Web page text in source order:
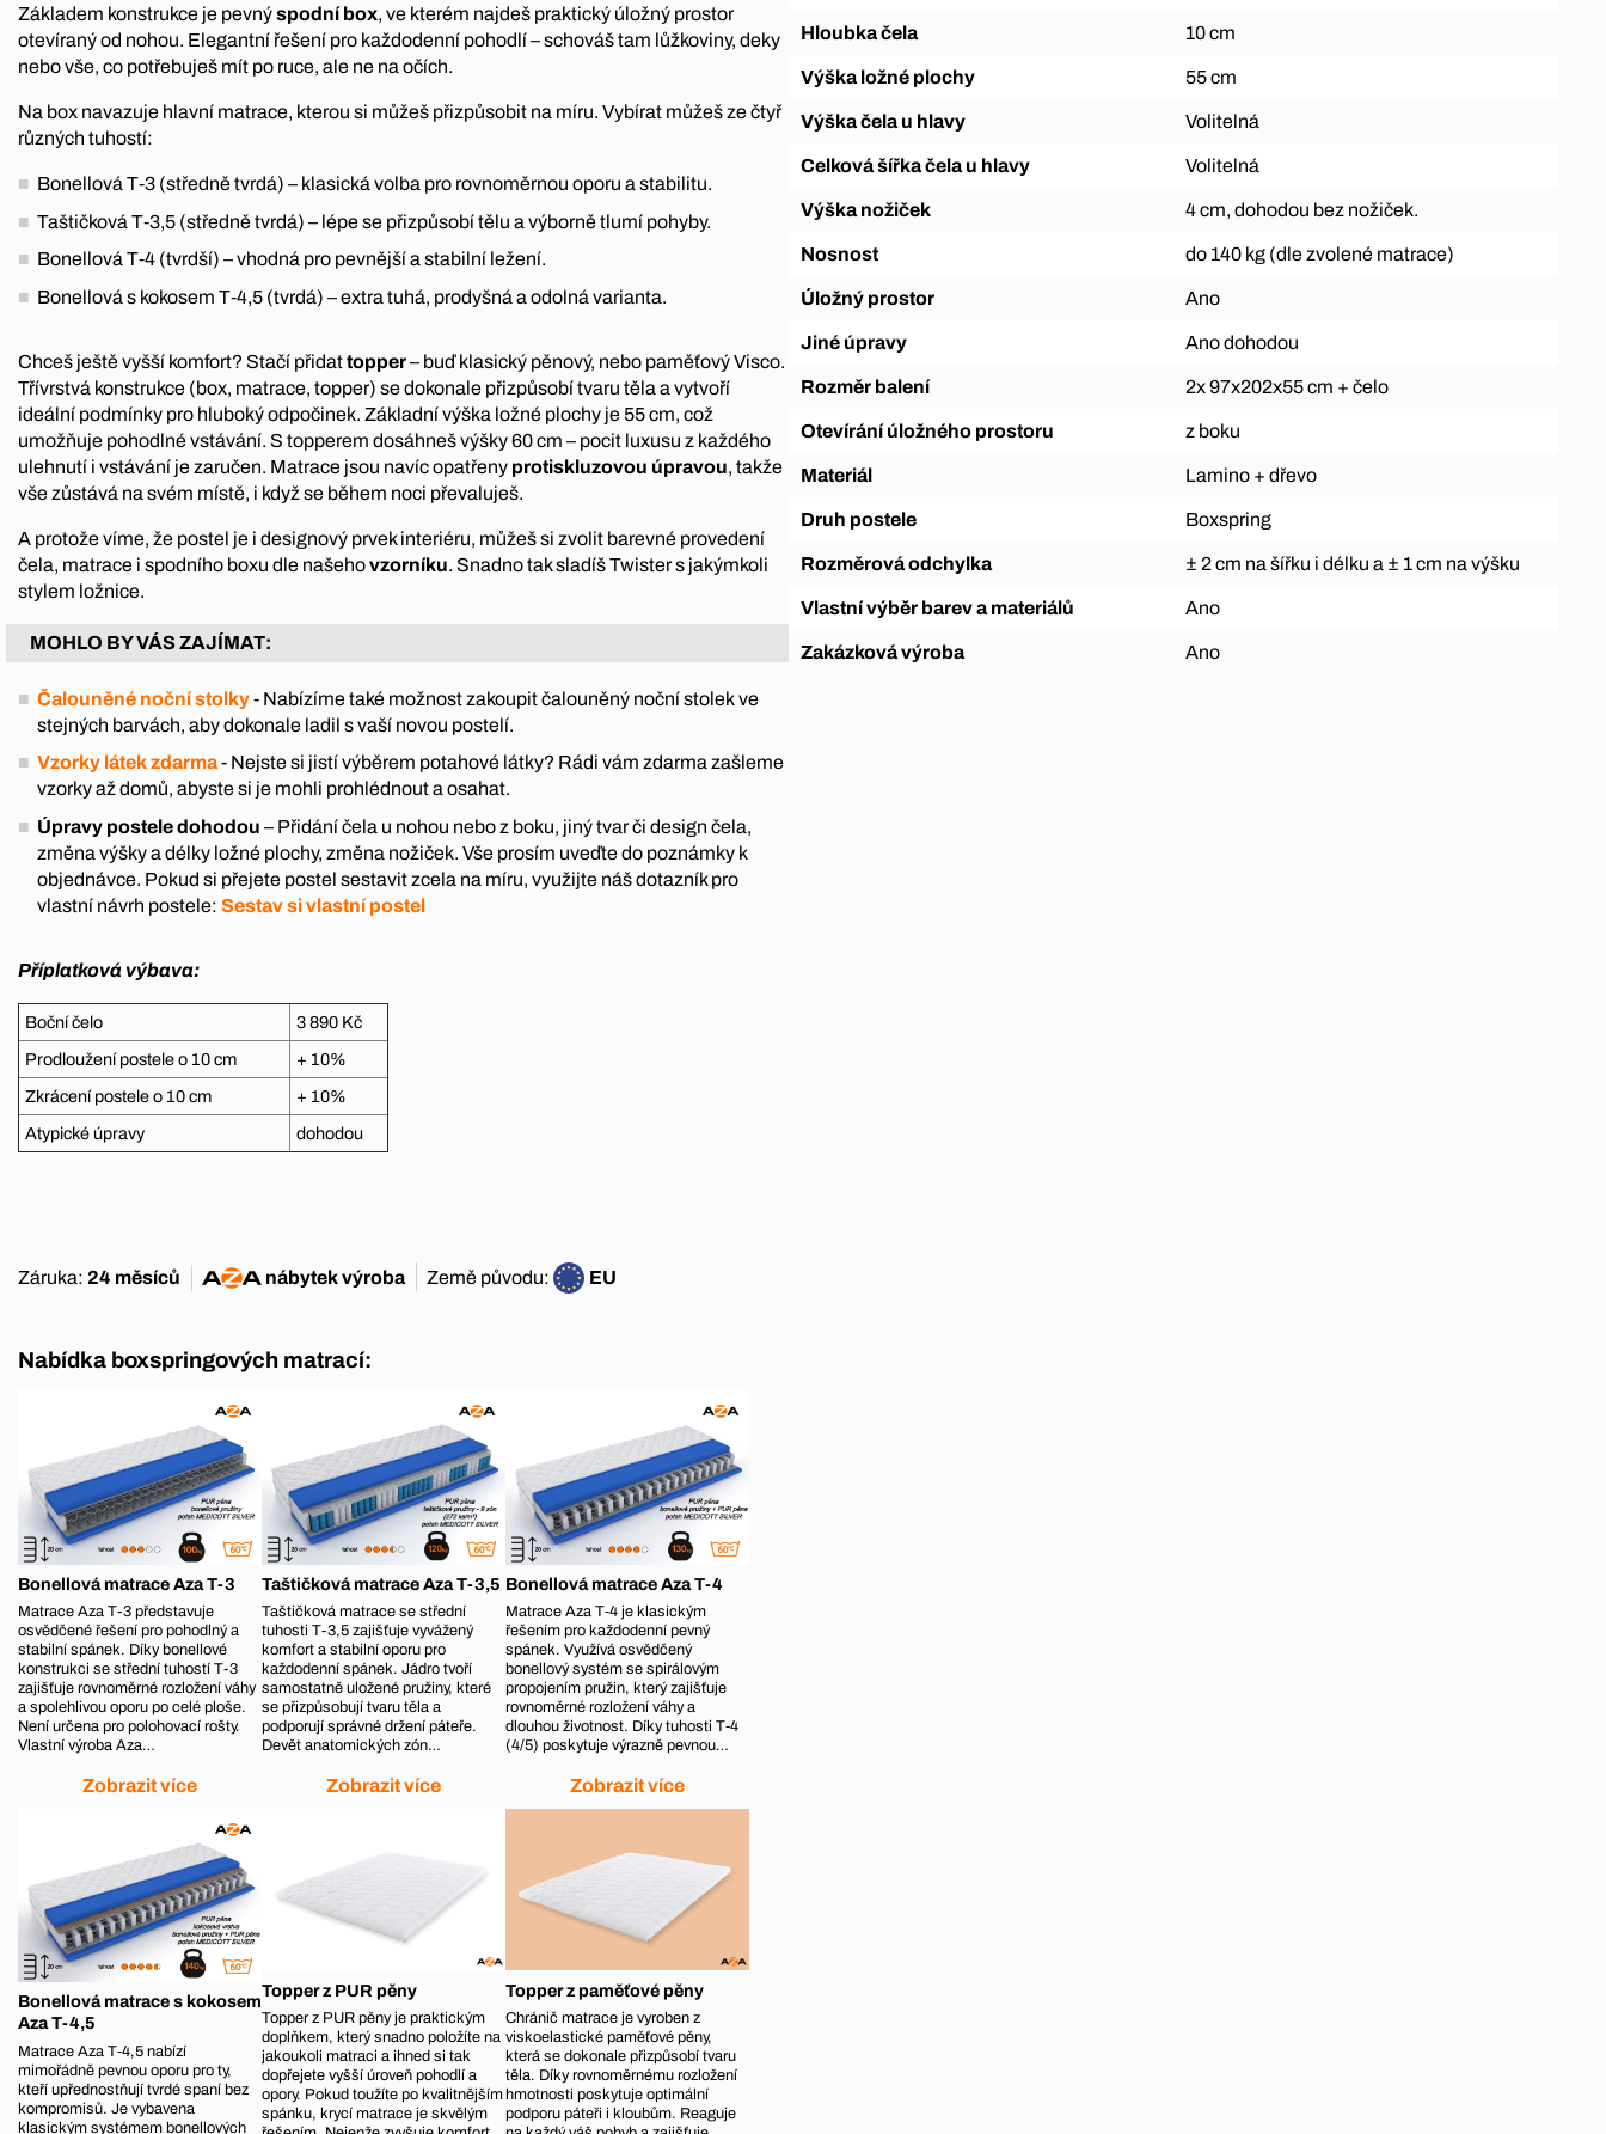
Základem konstrukce je pevnýspodní box, ve kterém najdeš praktický úložný prostor
otevíraný od nohou. Elegantní řešení pro každodenní pohodlí – schováš tam lůžkoviny, deky
nebo vše, co potřebuješ mít po ruce, ale ne na očích.
Na box navazuje hlavní matrace, kterou si můžeš přizpůsobit na míru. Vybírat můžeš ze čtyř
různých tuhostí:
Bonellová T‑3 (středně tvrdá) – klasická volba pro rovnoměrnou oporu a stabilitu.
Taštičková T‑3,5 (středně tvrdá) – lépe se přizpůsobí tělu a výborně tlumí pohyby.
Bonellová T‑4 (tvrdší) – vhodná pro pevnější a stabilní ležení.
Bonellová s kokosem T‑4,5 (tvrdá) – extra tuhá, prodyšná a odolná varianta.
Chceš ještě vyšší komfort? Stačí přidattopper– buď klasický pěnový, nebo paměťový Visco.
Třívrstvá konstrukce (box, matrace, topper) se dokonale přizpůsobí tvaru těla a vytvoří
ideální podmínky pro hluboký odpočinek. Základní výška ložné plochy je 55 cm, což
umožňuje pohodlné vstávání. S topperem dosáhneš výšky 60 cm – pocit luxusu z každého
ulehnutí i vstávání je zaručen. Matrace jsou navíc opatřeny protiskluzovou úpravou, takže
vše zůstává na svém místě, i když se během noci převaluješ.
A protože víme, že postel je i designový prvek interiéru, můžeš si zvolit barevné provedení
čela, matrace i spodního boxu dle našehovzorníku. Snadno tak sladíš Twister s jakýmkoli
stylem ložnice.
MOHLO BY VÁS ZAJÍMAT:
Čalouněné noční stolky- Nabízíme také možnost zakoupit čalouněný noční stolek ve
stejných barvách, aby dokonale ladil s vaší novou postelí.
Vzorky látek zdarma- Nejste si jistí výběrem potahové látky? Rádi vám zdarma zašleme
vzorky až domů, abyste si je mohli prohlédnout a osahat.
Úpravy postele dohodou – Přidání čela u nohou nebo z boku, jiný tvar či design čela,
změna výšky a délky ložné plochy, změna nožiček. Vše prosím uveďte do poznámky k
objednávce. Pokud si přejete postel sestavit zcela na míru, využijte náš dotazník pro
vlastní návrh postele: Sestav si vlastní postel
Příplatková výbava:
Boční čelo
3 890 Kč
Prodloužení postele o 10 cm
+ 10%
Zkrácení postele o 10 cm
+ 10%
Atypické úpravy
dohodou
Záruka: 24 měsíců nábytekvýroba Země původu: EU
Nabídka boxspringových matrací:
Bonellová matrace Aza T-3
Matrace Aza T-3 představuje
osvědčené řešení pro pohodlný a
stabilní spánek. Díky bonellové
konstrukci se střední tuhostí T-3
zajišťuje rovnoměrné rozložení váhy
a spolehlivou oporu po celé ploše.
Není určena pro polohovací rošty.
Vlastní výroba Aza…
Zobrazit více
Taštičková matrace Aza T-3,5
Taštičková matrace se střední
tuhosti T-3,5 zajišťuje vyvážený
komfort a stabilní oporu pro
každodenní spánek. Jádro tvoří
samostatně uložené pružiny, které
se přizpůsobují tvaru těla a
podporují správné držení páteře.
Devět anatomických zón…
Zobrazit více
Bonellová matrace Aza T-4
Matrace Aza T‑4 je klasickým
řešením pro každodenní pevný
spánek. Využívá osvědčený
bonellový systém se spirálovým
propojením pružin, který zajišťuje
rovnoměrné rozložení váhy a
dlouhou životnost. Díky tuhosti T‑4
(4/5) poskytuje výrazně pevnou…
Zobrazit více
Bonellová matrace s kokosem
Aza T-4,5
Matrace Aza T‑4,5 nabízí
mimořádně pevnou oporu pro ty,
kteří upřednostňují tvrdé spaní bez
kompromisů. Je vybavena
klasickým systémem bonellových
Topper z PUR pěny
Topper z PUR pěny je praktickým
doplňkem, který snadno položíte na
jakoukoli matraci a ihned si tak
dopřejete vyšší úroveň pohodlí a
opory. Pokud toužíte po kvalitnějším
spánku, krycí matrace je skvělým
Topper z paměťové pěny
Chránič matrace je vyroben z
viskoelastické paměťové pěny,
která se dokonale přizpůsobí tvaru
těla. Díky rovnoměrnému rozložení
hmotnosti poskytuje optimální
podporu páteři i kloubům. Reaguje
Hloubka čela 10 cm
Výška ložné plochy 55 cm
Výška čela u hlavy Volitelná
Celková šířka čela u hlavy Volitelná
Výška nožiček 4 cm, dohodou bez nožiček.
Nosnost do 140 kg (dle zvolené matrace)
Úložný prostor Ano
Jiné úpravy Ano dohodou
Rozměr balení 2x 97x202x55 cm + čelo
Otevírání úložného prostoru z boku
Materiál Lamino + dřevo
Druh postele Boxspring
Rozměrová odchylka ± 2 cm na šířku i délku a ± 1 cm na výšku
Vlastní výběr barev a materiálů Ano
Zakázková výroba Ano